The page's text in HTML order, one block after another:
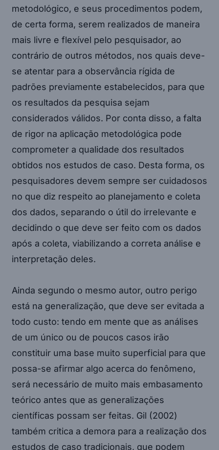
metodológico, e seus procedimentos podem,
de certa forma, serem realizados de maneira
mais livre e flexível pelo pesquisador, ao
contrário de outros métodos, nos quais deve-
se atentar para a observância rígida de
padrões previamente estabelecidos, para que
os resultados da pesquisa sejam
considerados válidos. Por conta disso, a falta
de rigor na aplicação metodológica pode
comprometer a qualidade dos resultados
obtidos nos estudos de caso. Desta forma, os
pesquisadores devem sempre ser cuidadosos
no que diz respeito ao planejamento e coleta
dos dados, separando o útil do irrelevante e
decidindo o que deve ser feito com os dados
após a coleta, viabilizando a correta análise e
interpretação deles.
Ainda segundo o mesmo autor, outro perigo
está na generalização, que deve ser evitada a
todo custo: tendo em mente que as análises
de um único ou de poucos casos irão
constituir uma base muito superficial para que
possa-se afirmar algo acerca do fenômeno,
será necessário de muito mais embasamento
teórico antes que as generalizações
científicas possam ser feitas. Gil (2002)
também critica a demora para a realização dos
estudos de caso tradicionais, que podem